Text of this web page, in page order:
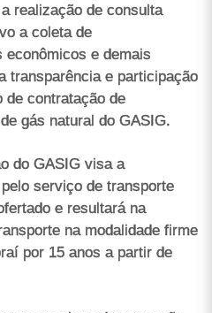
realização de consulta
a coleta de
econômicos e demais
transparência e participação
de contratação de
gás natural do GASIG.
do GASIG visa a
serviço de transporte
e resultará na
na modalidade firme
por 15 anos a partir de